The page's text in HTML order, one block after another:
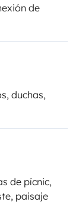
de
duchas,
de pícnic,
paisaje